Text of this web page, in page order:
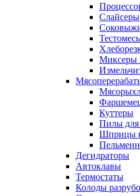
Слайсеры
Миксеры
Куттеры
Пилы для
Шприцы
Дегидраторы
Автоклавы
Термостаты
Колоды